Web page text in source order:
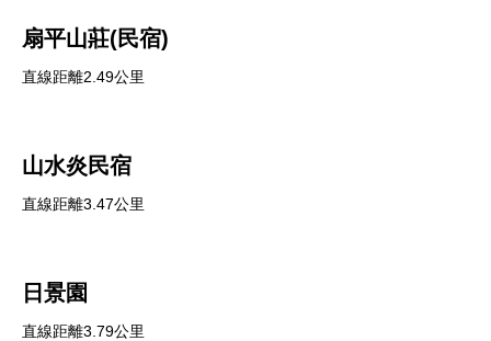
扇平山莊(民宿)
直線距離2.49公里
山水炎民宿
直線距離3.47公里
日景園
直線距離3.79公里